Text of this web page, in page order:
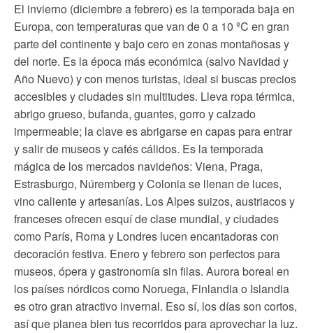
El invierno (diciembre a febrero) es la temporada baja en
Europa, con temperaturas que van de 0 a 10 ºC en gran
parte del continente y bajo cero en zonas montañosas y
del norte. Es la época más económica (salvo Navidad y
Año Nuevo) y con menos turistas, ideal si buscas precios
accesibles y ciudades sin multitudes. Lleva ropa térmica,
abrigo grueso, bufanda, guantes, gorro y calzado
impermeable; la clave es abrigarse en capas para entrar
y salir de museos y cafés cálidos. Es la temporada
mágica de los mercados navideños: Viena, Praga,
Estrasburgo, Núremberg y Colonia se llenan de luces,
vino caliente y artesanías. Los Alpes suizos, austriacos y
franceses ofrecen esquí de clase mundial, y ciudades
como París, Roma y Londres lucen encantadoras con
decoración festiva. Enero y febrero son perfectos para
museos, ópera y gastronomía sin filas. Aurora boreal en
los países nórdicos como Noruega, Finlandia o Islandia
es otro gran atractivo invernal. Eso sí, los días son cortos,
así que planea bien tus recorridos para aprovechar la luz.